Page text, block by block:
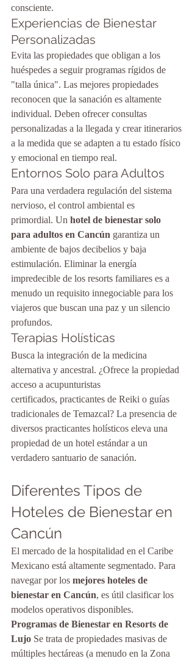
consciente.
Experiencias de Bienestar
Personalizadas
Evita las propiedades que obligan a los
huéspedes a seguir programas rígidos de
"talla única". Las mejores propiedades
reconocen que la sanación es altamente
individual. Deben ofrecer consultas
personalizadas a la llegada y crear itinerarios
a la medida que se adapten a tu estado físico
y emocional en tiempo real.
Entornos Solo para Adultos
Para una verdadera regulación del sistema
nervioso, el control ambiental es
primordial. Un hotel de bienestar solo
para adultos en Cancún garantiza un
ambiente de bajos decibelios y baja
estimulación. Eliminar la energía
impredecible de los resorts familiares es a
menudo un requisito innegociable para los
viajeros que buscan una paz y un silencio
profundos.
Terapias Holísticas
Busca la integración de la medicina
alternativa y ancestral. ¿Ofrece la propiedad
acceso a acupunturistas
certificados, practicantes de Reiki o guías
tradicionales de Temazcal? La presencia de
diversos practicantes holísticos eleva una
propiedad de un hotel estándar a un
verdadero santuario de sanación.
Diferentes Tipos de
Hoteles de Bienestar en
Cancún
El mercado de la hospitalidad en el Caribe
Mexicano está altamente segmentado. Para
navegar por los mejores hoteles de
bienestar en Cancún, es útil clasificar los
modelos operativos disponibles.
Programas de Bienestar en Resorts de
Lujo Se trata de propiedades masivas de
múltiples hectáreas (a menudo en la Zona